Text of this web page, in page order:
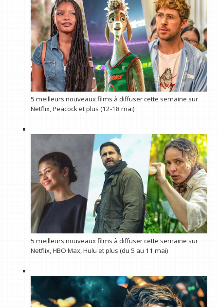
5 meilleurs nouveaux films à diffuser cette semaine sur
Netflix, Peacock et plus (12-18 mai)
5 meilleurs nouveaux films à diffuser cette semaine sur
Netflix, HBO Max, Hulu et plus (du 5 au 11 mai)